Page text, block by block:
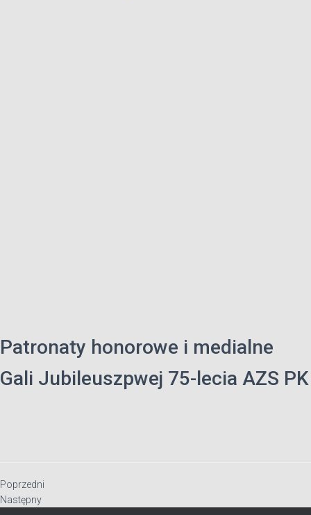
Patronaty honorowe i medialne
Gali Jubileuszpwej 75-lecia AZS PK
Poprzedni
Następny